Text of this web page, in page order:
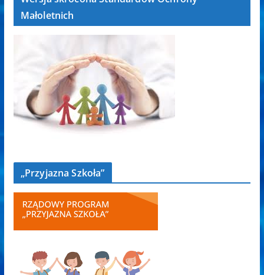
Małoletnich
„Przyjazna Szkoła”